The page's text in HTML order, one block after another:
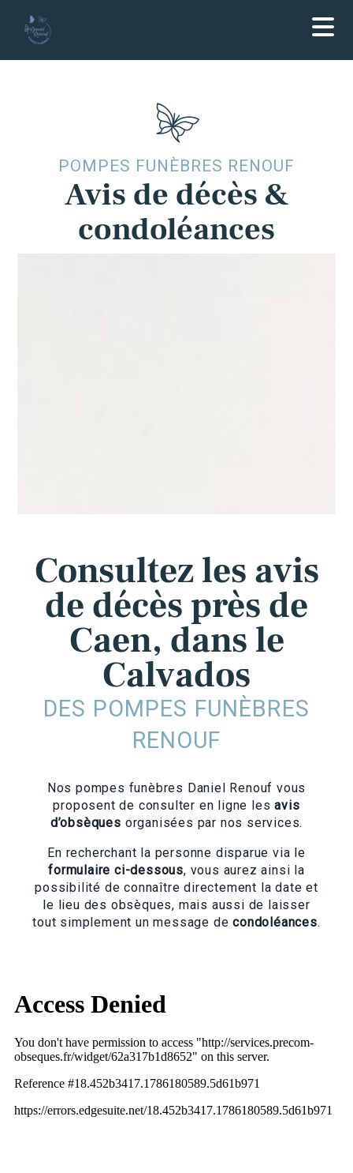
POMPES FUNÈBRES RENOUF
Avis de décès &
condoléances
Consultez les avis
de décès près de
Caen, dans le
Calvados
DES POMPES FUNÈBRES
RENOUF
Nos pompes funèbres Daniel Renouf vous
proposent de consulter en ligne lesavis
d’obsèques organisées par nos services.
En recherchant la personne disparue via le
formulaire ci-dessous, vous aurez ainsi la
possibilité de connaître directement la date et
le lieu des obsèques, mais aussi de laisser
tout simplement un message decondoléances.